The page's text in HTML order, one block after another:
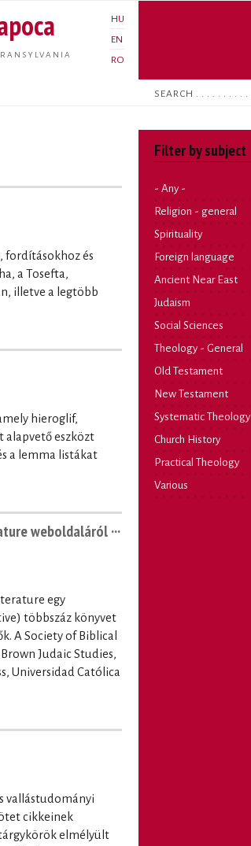
HU
EN
RO
Search
fordításokhoz és
a Tosefta,
illetve a legtöbb
hieroglif,
alapvető eszközt
a lemma listákat
weboldaláról ···
egy
többszáz könyvet
A Society of Biblical
Judaic Studies,
Universidad Católica
vallástudományi
cikkeinek
elmélyült
Filter by subject
- Any -
Religion - general
Spirituality
Foreign language
Ancient Near East
Judaism
Social Sciences
Theology - General
Old Testament
New Testament
Systematic Theology
Church History
Practical Theology
Various